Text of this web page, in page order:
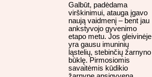
Galbūt, padėdama
virškinimui, atauga įgavo
naują vaidmenį – bent jau
ankstyvojo gyvenimo
etapo metu. Jos gleivinėje
yra gausu imuninių
ląstelių, stebinčių žarnyno
būklę. Pirmosiomis
savaitėmis kūdikio